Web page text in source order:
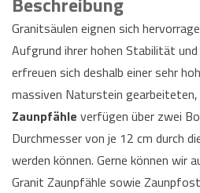
Granitsäulen eignen sich
Aufgrund ihrer hohen Stabilität
erfreuen sich deshalb einer sehr
massiven Naturstein gearbeiteten,
Zaunpfähle verfügen über zwei
Durchmesser von je 12 cm durch
werden können. Gerne können wir
Granit Zaunpfähle sowie